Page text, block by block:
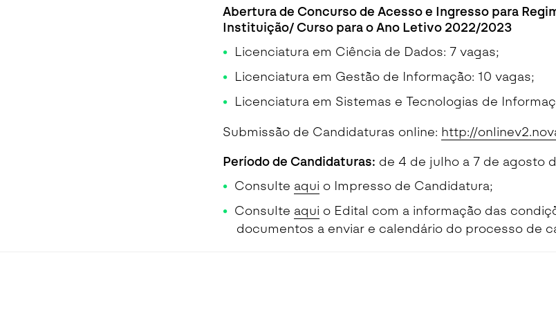
Abertura de Concurso de Acesso e Ingresso para
Instituição/ Curso para o Ano Letivo 2022/2023
Licenciatura em Ciência de Dados: 7 vagas;
Licenciatura em Gestão de Informação: 10 vagas;
Licenciatura em Sistemas e Tecnologias de
Submissão de Candidaturas online: http://
Período de Candidaturas: de 4 de julho a 7 de agosto
Consulte aqui o Impresso de Candidatura;
Consulte aqui o Edital com a informação das
documentos a enviar e calendário do processo de